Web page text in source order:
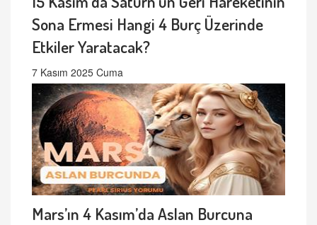
Sona Ermesi Hangi 4 Burç Üzerinde
Etkiler Yaratacak?
7 Kasım 2025 Cuma
Mars’ın 4 Kasım’da Aslan Burcuna